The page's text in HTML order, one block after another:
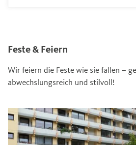
Feste & Feiern
Wir feiern die Feste wie sie fallen –
abwechslungsreich und stilvoll!